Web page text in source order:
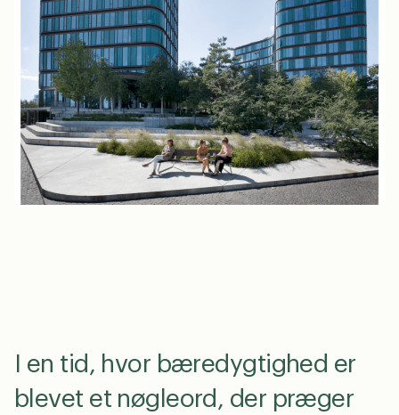
stories
om os
I en tid, hvor bæredygtighed er
blevet et nøgleord, der præger